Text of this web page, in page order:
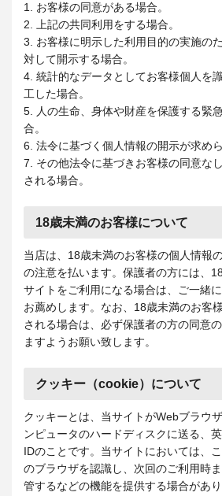
1. お客様の同意がある場合。
2. 上記の共同利用をする場合。
3. お客様に明示した利用目的の実施の
対して開示する場合。
4. 統計的なデータとしてお客様個人を
工した場合。
5. 人の生命、身体や財産を保護する緊
合。
6. 法令に基づく個人情報の開示が求めら
7. その他法令に基づきお客様の同意な
される場合。
18歳未満のお客様について
当店は、18歳未満のお客様の個人情報
の注意を払います。保護者の方には、
サイトをご利用になる場合は、ご一緒
お薦めします。なお、18歳未満のお客
される場合は、必ず保護者の方の同意
ますようお願い致します。
クッキー（cookie）について
クッキーとは、当サイトがWebブラウ
ンピュータのハードディスクに送る、
IDのことです。当サイトにおいては、
のブラウザを認識し、次回のご利用時
管するなどの機能を提供する場合があり